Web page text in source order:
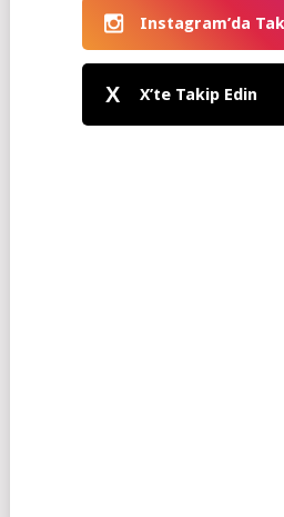
Instagram’da
X X’te Takip Edin